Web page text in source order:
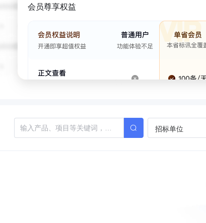
会员尊享权益
招标单位